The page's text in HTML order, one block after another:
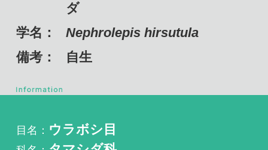
自生
科名：タマシダ科